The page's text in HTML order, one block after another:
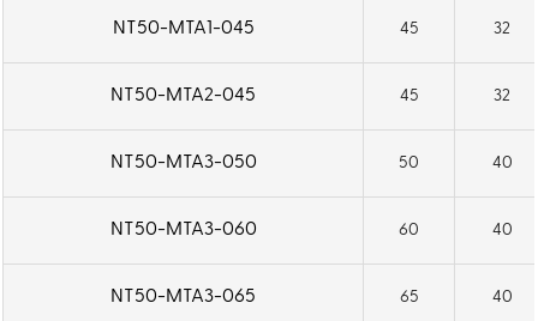
NT50-MTA1-045 45 32
NT50-MTA2-045 45 32
NT50-MTA3-050 50 40
NT50-MTA3-060 60 40
NT50-MTA3-065 65 40